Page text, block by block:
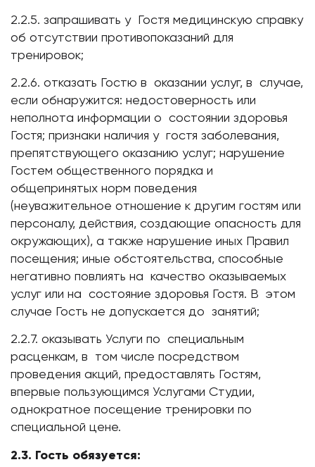
2.2.5. запрашивать у Гостя медицинскую справку
об отсутствии противопоказаний для
тренировок;
2.2.6. отказать Гостю в оказании услуг, в случае,
если обнаружится: недостоверность или
неполнота информации о состоянии здоровья
Гостя; признаки наличия у гостя заболевания,
препятствующего оказанию услуг; нарушение
Гостем общественного порядка и
общепринятых норм поведения
(неуважительное отношение к другим гостям или
персоналу, действия, создающие опасность для
окружающих), а также нарушение иных Правил
посещения; иные обстоятельства, способные
негативно повлиять на качество оказываемых
услуг или на состояние здоровья Гостя. В этом
случае Гость не допускается до занятий;
2.2.7. оказывать Услуги по специальным
расценкам, в том числе посредством
проведения акций, предоставлять Гостям,
впервые пользующимся Услугами Студии,
однократное посещение тренировки по
специальной цене.
2.3. Гость обязуется: